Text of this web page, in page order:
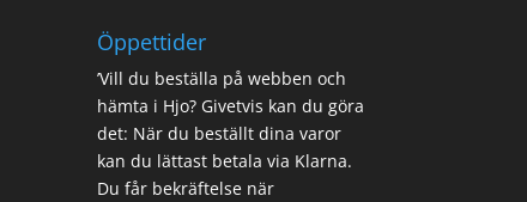
Öppettider
’Vill du beställa på webben och
hämta i Hjo? Givetvis kan du göra
det: När du beställt dina varor
kan du lättast betala via Klarna.
Du får bekräftelse när